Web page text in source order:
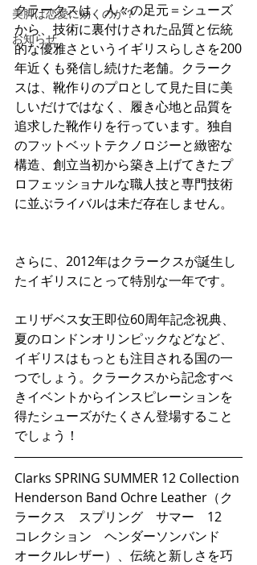
美脚は恋愛に効くのか？
お知らせ
クラークスは、人々の足元＝シューズ
から、技術に裏付けされた品質と伝統
的な優雅さというイギリスらしさを200
年近くも発信し続けた老舗。クラーク
スは、靴作りのプロとして見た目に美
しいだけではなく、履き心地と品質を
追求した靴作りを行っています。独自
のフットベットテクノロジーと緻密な
構造、創立当初から築き上げてきたプ
ロフェッショナルな職人技と専門技術
に並ぶライバルは未だ存在しません。
さらに、2012年はクラークスが誕生し
たイギリスにとって特別な一年です。
エリザベス女王即位60周年記念祝典、
夏のロンドンオリンピックなどなど、
イギリスはもっとも注目される国の一
つでしょう。クラークスから記念すべ
きイベントからインスピレーションを
得たシューズがたくさん登場すること
でしょう！
Clarks SPRING SUMMER 12 Collection
Henderson Band Ochre Leather（ク
ラークス　スプリング　サマー　12
コレクション　ヘンダーソンバンド
オークルレザー）、伝統と新しさを巧